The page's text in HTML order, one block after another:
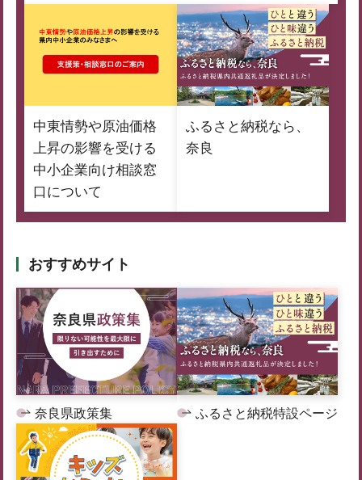
中東情勢や原油価格
上昇の影響を受ける
中小企業向け相談窓
口について
ふるさと納税なら、
奈良
おすすめサイト
奈良県政策集 ふるさと納税特設ページ